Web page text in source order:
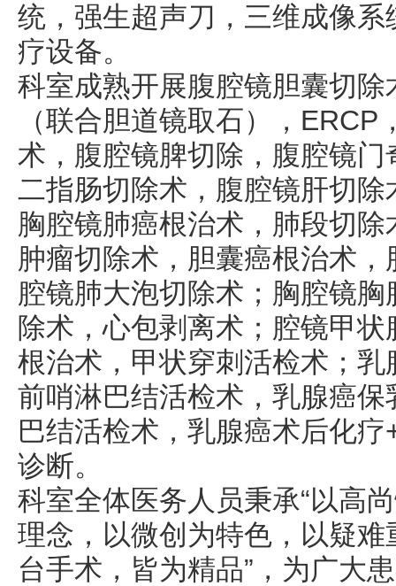
统，强生超声刀，三维成像
疗设备。
科室成熟开展腹腔镜胆囊切
（联合胆道镜取石），
术，腹腔镜脾切除，腹腔镜
二指肠切除术，腹腔镜肝切
胸腔镜肺癌根治术，肺段切
肿瘤切除术，胆囊癌根治术
腔镜肺大泡切除术；胸腔镜
除术，心包剥离术；腔镜甲
根治术，甲状穿刺活检术；
前哨淋巴结活检术，乳腺癌
巴结活检术，乳腺癌术后化
诊断。
科室全体医务人员秉承“以高
理念，以微创为特色，以疑难
台手术，皆为精品”，为广大